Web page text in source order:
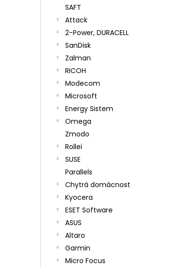
SAFT
Attack
2-Power, DURACELL
SanDisk
Zalman
RICOH
Modecom
Microsoft
Energy Sistem
Omega
Zmodo
Rollei
SUSE
Parallels
Chytrá domácnost
Kyocera
ESET Software
ASUS
Altaro
Garmin
Micro Focus